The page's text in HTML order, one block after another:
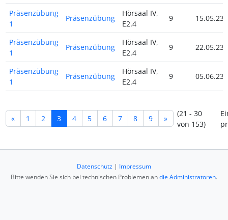
Präsenzübung
1
Präsenzübung
Hörsaal IV,
E2.4
9 15.05.23
Präsenzübung
1
Präsenzübung
Hörsaal IV,
E2.4
9 22.05.23
Präsenzübung
1
Präsenzübung
Hörsaal IV,
E2.4
9 05.06.23
« 1 2 3 4 5 6 7 8 9 »
(21 - 30
von 153)
Datenschutz | Impressum
Bitte wenden Sie sich bei technischen Problemen andie Administratoren.